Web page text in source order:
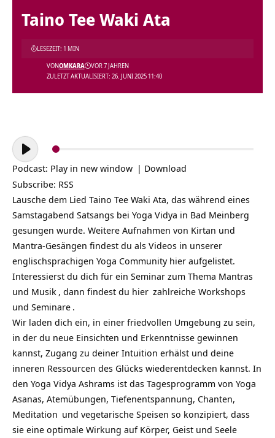
Taino Tee Waki Ata
ZULETZT AKTUALISIERT: 26. JUNI 2025 11:40
VONOMKARA VOR 7 JAHREN
LESEZEIT: 1 MIN
Audio-
Player
Podcast: Play in new window | Download
Subscribe: RSS
Lausche dem Lied Taino Tee Waki Ata, das während eines
Samstagabend Satsangs bei Yoga Vidya in Bad Meinberg
gesungen wurde. Weitere Aufnahmen von Kirtan und
Mantra-Gesängen findest du als Videos in unserer
englischsprachigen Yoga Community hier aufgelistet.
Interessierst du dich für ein Seminar zum Thema Mantras
und Musik , dann findest du hier zahlreiche Workshops
und Seminare .
Wir laden dich ein, in einer friedvollen Umgebung zu sein,
in der du neue Einsichten und Erkenntnisse gewinnen
kannst, Zugang zu deiner Intuition erhälst und deine
inneren Ressourcen des Glücks wiederentdecken kannst. In
den Yoga Vidya Ashrams ist das Tagesprogramm von Yoga
Asanas, Atemübungen, Tiefenentspannung, Chanten,
Meditation und vegetarische Speisen so konzipiert, dass
sie eine optimale Wirkung auf Körper, Geist und Seele